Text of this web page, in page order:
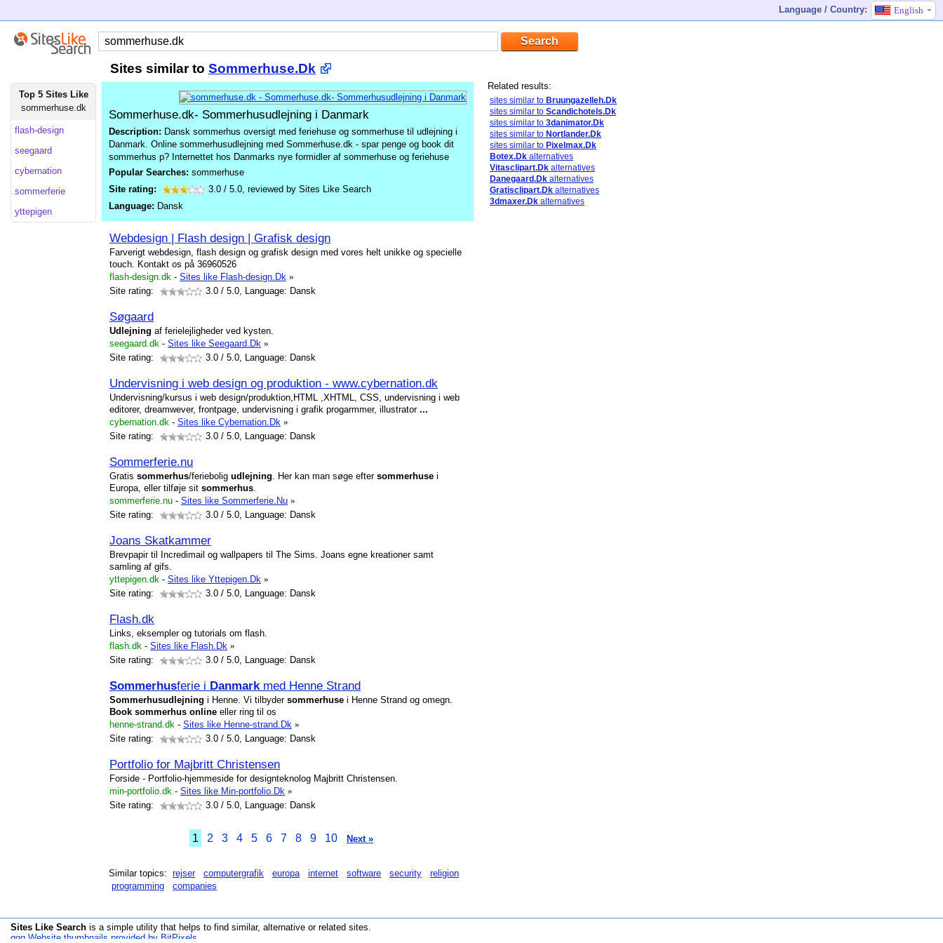
Language / Country: English
Sites similar to Sommerhuse.Dk
Top 5 Sites Like
sommerhuse.dk
flash-design
seegaard
cybernation
sommerferie
yttepigen
Sommerhuse.dk- Sommerhusudlejning i Danmark
Description: Dansk sommerhus oversigt med feriehuse og sommerhuse til udlejning i
Danmark. Online sommerhusudlejning med Sommerhuse.dk - spar penge og book dit
sommerhus p? Internettet hos Danmarks nye formidler af sommerhuse og feriehuse
Popular Searches: sommerhuse
Site rating:
3.0 / 5.0, reviewed by Sites Like Search
Language: Dansk
Webdesign | Flash design | Grafisk design
Farverigt webdesign, flash design og grafisk design med vores helt unikke og specielle
touch. Kontakt os på 36960526
flash-design.dk - Sites like Flash-design.Dk »
Site rating:
3.0 / 5.0, Language: Dansk
Søgaard
Udlejning af ferielejligheder ved kysten.
seegaard.dk - Sites like Seegaard.Dk »
Site rating:
3.0 / 5.0, Language: Dansk
Undervisning i web design og produktion - www.cybernation.dk
Undervisning/kursus i web design/produktion,HTML ,XHTML, CSS, undervisning i web
editorer, dreamwever, frontpage, undervisning i grafik progarmmer, illustrator ...
cybernation.dk - Sites like Cybernation.Dk »
Site rating:
3.0 / 5.0, Language: Dansk
Sommerferie.nu
Gratis sommerhus/feriebolig udlejning. Her kan man søge efter sommerhuse i
Europa, eller tilføje sit sommerhus.
sommerferie.nu - Sites like Sommerferie.Nu »
Site rating:
3.0 / 5.0, Language: Dansk
Joans Skatkammer
Brevpapir til Incredimail og wallpapers til The Sims. Joans egne kreationer samt
samling af gifs.
yttepigen.dk - Sites like Yttepigen.Dk »
Site rating:
3.0 / 5.0, Language: Dansk
Flash.dk
Links, eksempler og tutorials om flash.
flash.dk - Sites like Flash.Dk »
Site rating:
3.0 / 5.0, Language: Dansk
Sommerhusferie i Danmarkmed Henne Strand
Sommerhusudlejning i Henne. Vi tilbyder sommerhuse i Henne Strand og omegn.
Book sommerhus online eller ring til os
henne-strand.dk - Sites like Henne-strand.Dk »
Site rating:
3.0 / 5.0, Language: Dansk
Portfolio for Majbritt Christensen
Forside - Portfolio-hjemmeside for designteknolog Majbritt Christensen.
min-portfolio.dk - Sites like Min-portfolio.Dk »
Site rating:
3.0 / 5.0, Language: Dansk
1 2 3 4 5 6 7 8 9 10 Next »
Similar topics: rejser computergrafik europa internet software security
religion
programming
companies
Related results:
sites similar to Bruungazelleh.Dk
sites similar to Scandichotels.Dk
sites similar to 3danimator.Dk
sites similar to Nortlander.Dk
sites similar to Pixelmax.Dk
Botex.Dk alternatives
Vitasclipart.Dk alternatives
Danegaard.Dk alternatives
Gratisclipart.Dk alternatives
3dmaxer.Dk alternatives
Sites Like Search is a simple utility that helps to find similar, alternative or related sites.
qqq Website thumbnails provided by BitPixels